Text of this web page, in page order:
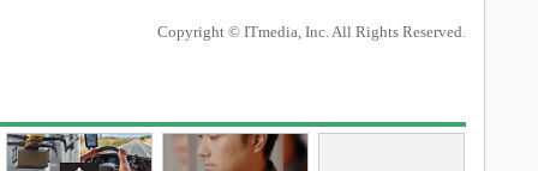
Copyright © ITmedia, Inc. All Rights Reserved.